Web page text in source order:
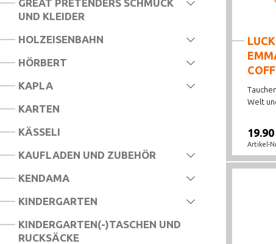
GREAT PRETENDERS SCHMUCK
UND KLEIDER
HOLZEISENBAHN
HÖRBERT
KAPLA
KARTEN
KÄSSELI
KAUFLADEN UND ZUBEHÖR
KENDAMA
KINDERGARTEN
KINDERGARTEN(-)TASCHEN UND
RUCKSÄCKE
Welt
19.90
Artikel-